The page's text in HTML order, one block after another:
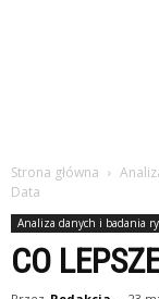
Strona główna
Data
Analiza danych i badania
CO